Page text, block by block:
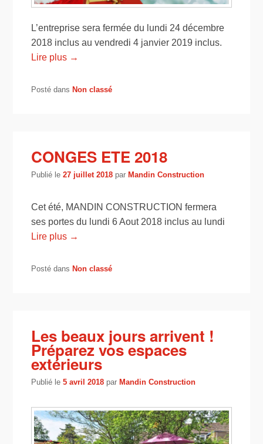
L’entreprise sera fermée du lundi 24 décembre
2018 inclus au vendredi 4 janvier 2019 inclus.
Lire plus →
Posté dans Non classé
CONGES ETE 2018
Publié le27 juillet 2018 par Mandin Construction
Cet été, MANDIN CONSTRUCTION fermera
ses portes du lundi 6 Aout 2018 inclus au lundi
Lire plus →
Posté dans Non classé
Les beaux jours arrivent !
Préparez vos espaces
extérieurs
Publié le5 avril 2018 par Mandin Construction